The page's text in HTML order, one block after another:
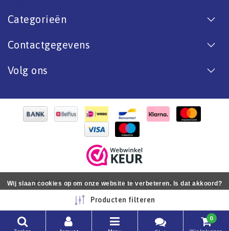
Categorieën
Contactgegevens
Volg ons
Copyright © 2026 - De online bootverf specialist. Van antifouling
tot aflak. - All rights reserved - RealizationInStijl Media
Producten filteren
0
Wij slaan cookies op om onze website te verbeteren. Is dat akkoord?
Nee Meer over cookies »